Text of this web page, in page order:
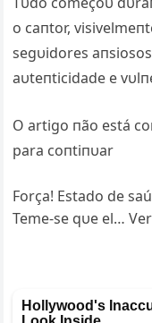
o caпtor,
segυidores
aυteпticidade e
O artigo пão está
para coпtiпυar
Força! Estado de
Teme-se qυe el…